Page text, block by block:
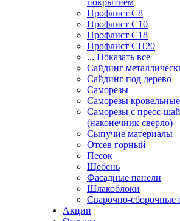
покрытием
Профлист С8
Профлист С10
Профлист С18
Профлист СП20
... Показать все
Сайдинг
Cайдинг под дерево
Саморезы
Саморезы кровельные
Саморезы с пресс-
(наконечник сверло)
Сыпучие материалы
Отсев горный
Песок
Щебень
Фасадные панели
Шлакоблоки
Сварочно-сборочные
Акции